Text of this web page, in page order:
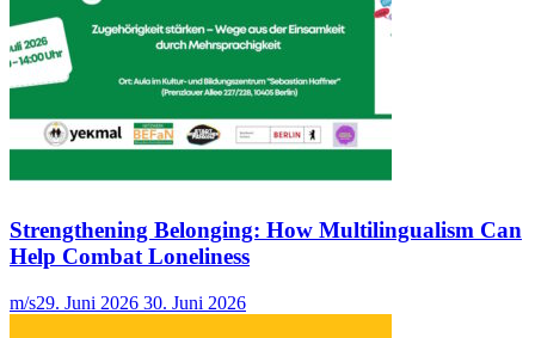
Strengthening Belonging: How Multilingualism Can
Help Combat Loneliness
m/s29. Juni 2026 30. Juni 2026